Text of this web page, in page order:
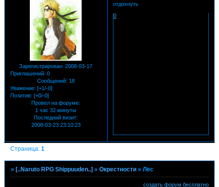
Зарегистрирован: 2008-03-17
Приглашений: 0
Сообщений: 18
Уважение: [+1/-0]
Позитив: [+0/-0]
Провел на форуме:
1 час 32 минуты
Последний визит:
2008-03-23 23:10:23
отдохнуть
0
Страница:1
»[..Naruto RPG Shippuuden..] »Окрестности »Лес
создать форум бесплатно